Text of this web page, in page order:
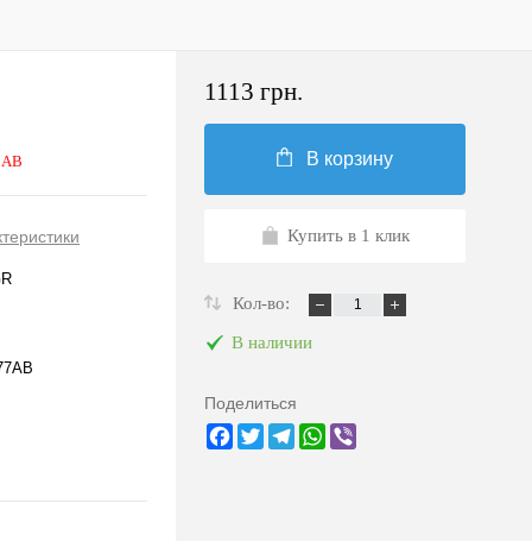
1113 грн.
В корзину
Купить в 1 клик
Кол-во:
В наличии
Поделиться
Facebook
TwitterTelegramWhatsApp